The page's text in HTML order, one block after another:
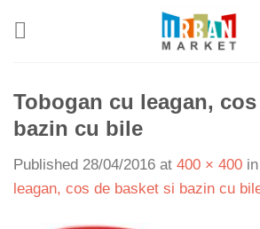
Tobogan cu leagan,
bazin cu bile
Published 28/04/2016 at 400 × 400 in
leagan, cos de basket si bazin cu